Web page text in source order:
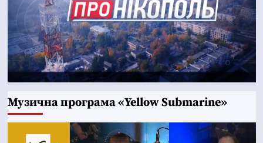
Музична програма «Yellow Submarine»